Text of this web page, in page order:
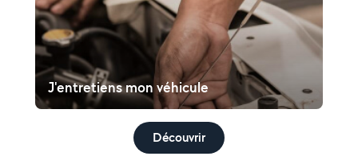
J'entretiens mon véhicule
Découvrir